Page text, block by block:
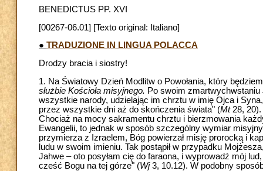
BENEDICTUS PP. XVI
[00267-06.01] [Texto original: Italiano]
● TRADUZIONE IN LINGUA POLACCA
Drodzy bracia i siostry!
1. Na Światowy Dzień Modlitw o Powołania, który
służbie Kościoła misyjnego. Po swoim zmartwychwstaniu
wszystkie narody, udzielając im chrztu w imię Ojca i
przez wszystkie dni aż do skończenia świata" (Mt28, 20).
Chociaż na mocy sakramentu chrztu i bierzmowania
Ewangelii, to jednak w sposób szczególny wymiar
przymierza z Izraelem, Bóg powierzał misję prorocką i
ludu w swoim imieniu. Tak postąpił w przypadku
Jahwe – oto posyłam cię do faraona, i wyprowadź mój
cześć Bogu na tej górze" (Wj3, 10.12). W podobny